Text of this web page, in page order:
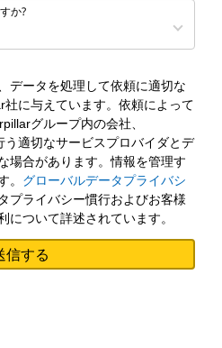
か?
データを処理して依頼に適切な
に与えています。依頼によって
グループ内の会社、
適切なサービスプロバイダとデ
場合があります。情報を管理す
。 グローバルデータプライバシ
プライバシー慣行およびお客様
について詳述されています。